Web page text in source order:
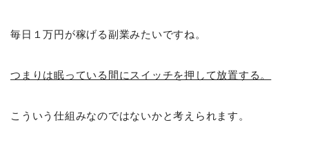
毎日１万円が稼げる副業みたいですね。
つまりは眠っている間にスイッチを押して放置する。
こういう仕組みなのではないかと考えられます。